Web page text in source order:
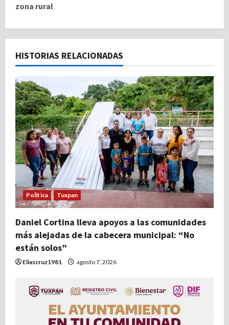
g
a
c
i
ó
n
d
e
e
n
t
r
a
zona rural
HISTORIAS RELACIONADAS
Politica Tuxpan
Daniel Cortina lleva apoyos a las comunidades
más alejadas de la cabecera municipal: “No
están solos”
Eliascruz1981 agosto 7, 2026